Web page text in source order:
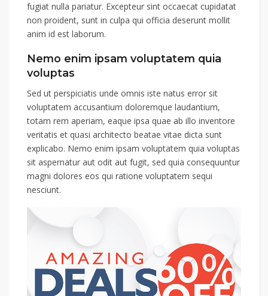
fugiat nulla pariatur. Excepteur sint occaecat cupidatat
non proident, sunt in culpa qui officia deserunt mollit
anim id est laborum.
Nemo enim ipsam voluptatem quia
voluptas
Sed ut perspiciatis unde omnis iste natus error sit
voluptatem accusantium doloremque laudantium,
totam rem aperiam, eaque ipsa quae ab illo inventore
veritatis et quasi architecto beatae vitae dicta sunt
explicabo. Nemo enim ipsam voluptatem quia voluptas
sit aspernatur aut odit aut fugit, sed quia consequuntur
magni dolores eos qui ratione voluptatem sequi
nesciunt.